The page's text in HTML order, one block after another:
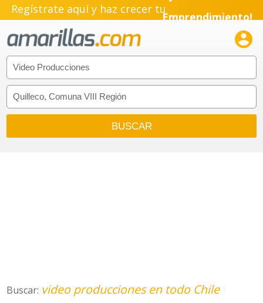
Regístrate aquí y haz crecer tuEmprendimiento!

Buscar: video producciones en todo Chile